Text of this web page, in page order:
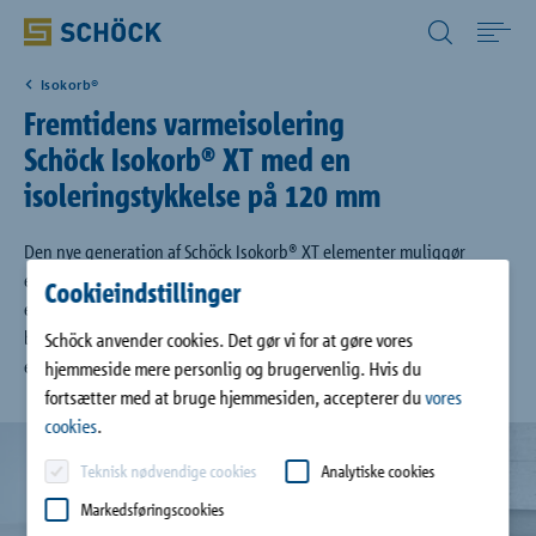
Cookieindstillinger
Schöck anvender cookies. Det gør vi for at gøre vores
hjemmeside mere personlig og brugervenlig. Hvis du
fortsætter med at bruge hjemmesiden, accepterer duvores
cookies.
Teknisk nødvendige cookies
Analytiske cookies
Markedsføringscookies
Anvendelse
Produkter
Digitale løsninger
Downloads
Referencer
Denmark (DK) Dansk
Isokorb®
Fremtidens varmeisolering
Schöck Isokorb® XT med en
isoleringstykkelse på 120 mm
Den nye generation af Schöck Isokorb® XT elementer muliggør
energieffektiv forankring af udkragende bygningsdele. Med dette
element forebygges termiske broer (kuldebroer), og altaner,
baldakiner og gallerier kan allerede nu opfylde en koefficient for
energimæssig ydeevne (EPC) på 0,0.